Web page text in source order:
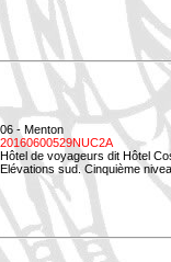
06 - Menton
20160600529NUC2A
Hôtel de voyageurs dit Hôtel
Elévations sud. Cinquième